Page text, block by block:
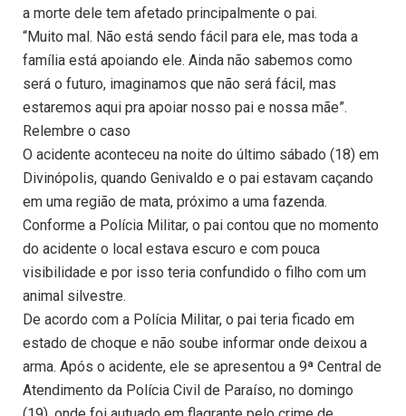
a morte dele tem afetado principalmente o pai.
“Muito mal. Não está sendo fácil para ele, mas toda a
família está apoiando ele. Ainda não sabemos como
será o futuro, imaginamos que não será fácil, mas
estaremos aqui pra apoiar nosso pai e nossa mãe”.
Relembre o caso
O acidente aconteceu na noite do último sábado (18) em
Divinópolis, quando Genivaldo e o pai estavam caçando
em uma região de mata, próximo a uma fazenda.
Conforme a Polícia Militar, o pai contou que no momento
do acidente o local estava escuro e com pouca
visibilidade e por isso teria confundido o filho com um
animal silvestre.
De acordo com a Polícia Militar, o pai teria ficado em
estado de choque e não soube informar onde deixou a
arma. Após o acidente, ele se apresentou a 9ª Central de
Atendimento da Polícia Civil de Paraíso, no domingo